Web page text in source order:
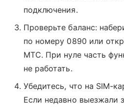
подключения.
Проверьте баланс:
по номеру 0890 или
МТС. При нуле часть
не работать.
Убедитесь, что на SIM-
Если недавно выезжали